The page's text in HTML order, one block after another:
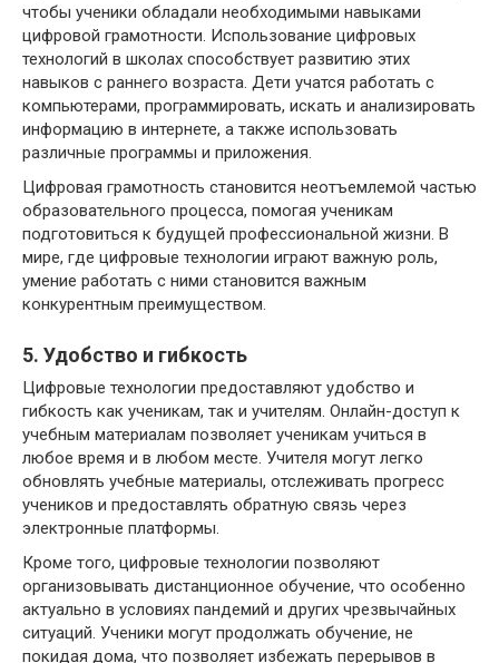
чтобы ученики обладали необходимыми навыками
цифровой грамотности. Использование цифровых
технологий в школах способствует развитию этих
навыков с раннего возраста. Дети учатся работать с
компьютерами, программировать, искать и анализировать
информацию в интернете, а также использовать
различные программы и приложения.
Цифровая грамотность становится неотъемлемой частью
образовательного процесса, помогая ученикам
подготовиться к будущей профессиональной жизни. В
мире, где цифровые технологии играют важную роль,
умение работать с ними становится важным
конкурентным преимуществом.
5. Удобство и гибкость
Цифровые технологии предоставляют удобство и
гибкость как ученикам, так и учителям. Онлайн-доступ к
учебным материалам позволяет ученикам учиться в
любое время и в любом месте. Учителя могут легко
обновлять учебные материалы, отслеживать прогресс
учеников и предоставлять обратную связь через
электронные платформы.
Кроме того, цифровые технологии позволяют
организовывать дистанционное обучение, что особенно
актуально в условиях пандемий и других чрезвычайных
ситуаций. Ученики могут продолжать обучение, не
покидая дома, что позволяет избежать перерывов в